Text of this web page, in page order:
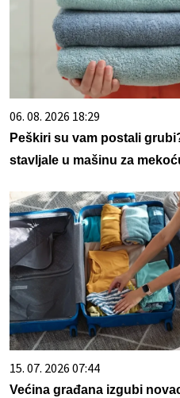
06. 08. 2026 18:29
Peškiri su vam postali
stavljale u mašinu za
15. 07. 2026 07:44
Većina građana izgubi